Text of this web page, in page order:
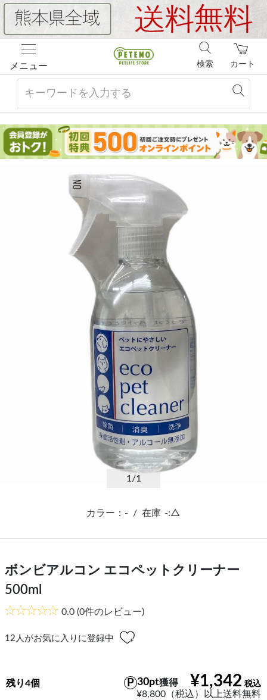
メニュー カート
検索
1/1
カラー：- / 在庫 -:△
ボンビアルコン エコペットクリーナー
500ml
0.0 (0件のレビュー)
12 人がお気に入りに登録中
¥1,342
30pt獲得
¥8,800（税込）以上送料無料
残り4個